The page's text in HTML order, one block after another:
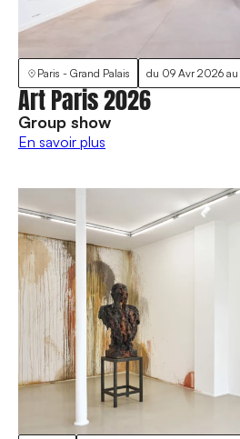
Paris - Grand Palais du 09 Avr 2026 au
Art Paris 2026
Group show
En savoir plus